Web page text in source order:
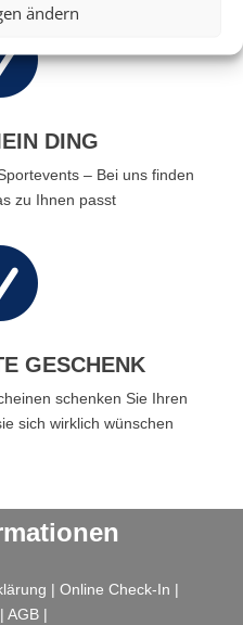
ändern
DING
– Bei uns finden
zu Ihnen passt
GESCHENK
schenken Sie Ihren
sich wirklich wünschen
| Online Check-In |
AGB|